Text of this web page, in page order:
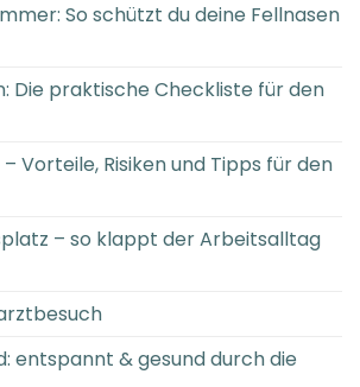
So schützt du deine Fellnasen
Die praktische Checkliste für den
Vorteile, Risiken und Tipps für den
– so klappt der Arbeitsalltag
entspannt & gesund durch die